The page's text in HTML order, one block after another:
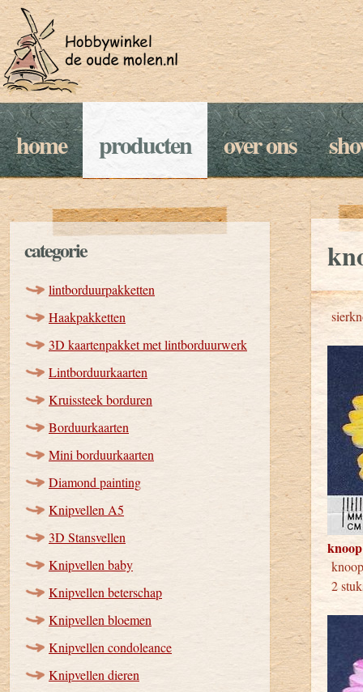
home producten over ons
categorie
lintborduurpakketten
Haakpakketten
3D kaartenpakket met lintborduurwerk
Lintborduurkaarten
Kruissteek borduren
Borduurkaarten
Mini borduurkaarten
Diamond painting
Knipvellen A5
3D Stansvellen
Knipvellen baby
Knipvellen beterschap
Knipvellen bloemen
Knipvellen condoleance
Knipvellen dieren
2